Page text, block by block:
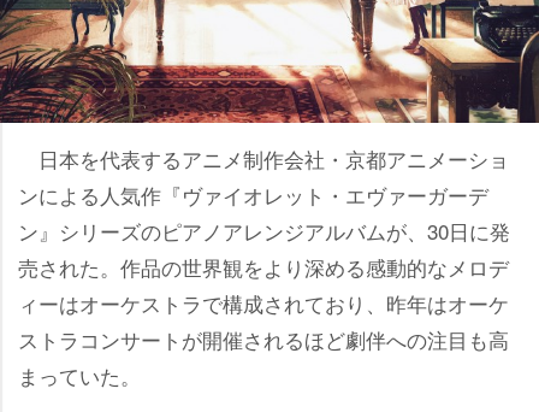
日本を代表するアニメ制作会社・京都アニメーショ
ンによる人気作『ヴァイオレット・エヴァーガーデ
ン』シリーズのピアノアレンジアルバムが、30日に発
売された。作品の世界観をより深める感動的なメロデ
ィーはオーケストラで構成されており、昨年はオーケ
ストラコンサートが開催されるほど劇伴への注目も高
まっていた。